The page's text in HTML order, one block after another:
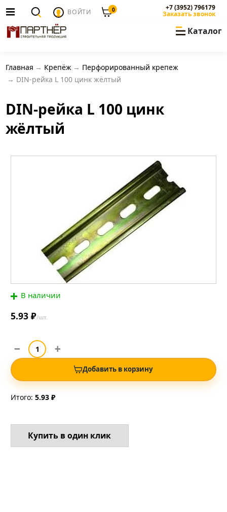
ВОЙТИ 0 +7 (3952) 796179
Заказать звонок
Каталог
Главная Крепёж
Перфорированный крепеж
DIN-рейка L 100 цинк жёлтый
DIN-рейка L 100 цинк
жёлтый
В наличии
5.93 ₽/шт.
Добавить в корзину
Итого: 5.93 ₽
Купить в один клик